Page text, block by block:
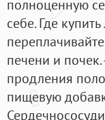
полноценную
себе. Где
печени и
продления
пищевую